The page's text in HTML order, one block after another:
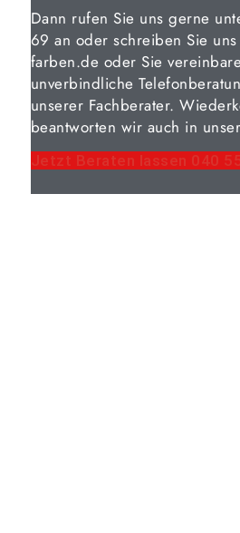
Dann rufen Sie uns gerne
69 an oder schreiben Sie uns
farben.de oder Sie
unverbindliche
unserer Fachberater.
beantworten wir auch in
Jetzt Beraten lassen 040